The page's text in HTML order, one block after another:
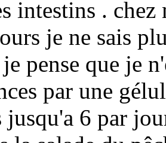
intestins .
je ne sais
pense que je
par une
jusqu'a 6 par